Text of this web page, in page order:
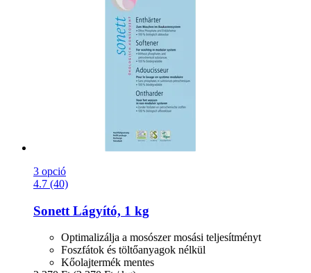
3 opció
4.7 (40)
Sonett Lágyító, 1 kg
Optimalizálja a mosószer mosási teljesítményt
Foszfátok és töltőanyagok nélkül
Kőolajtermék mentes